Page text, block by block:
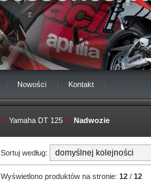
Nowości Kontakt
» Yamaha DT 125 » Nadwozie
Sortuj według:
Wyświetlono produktów na stronie: 12 / 12